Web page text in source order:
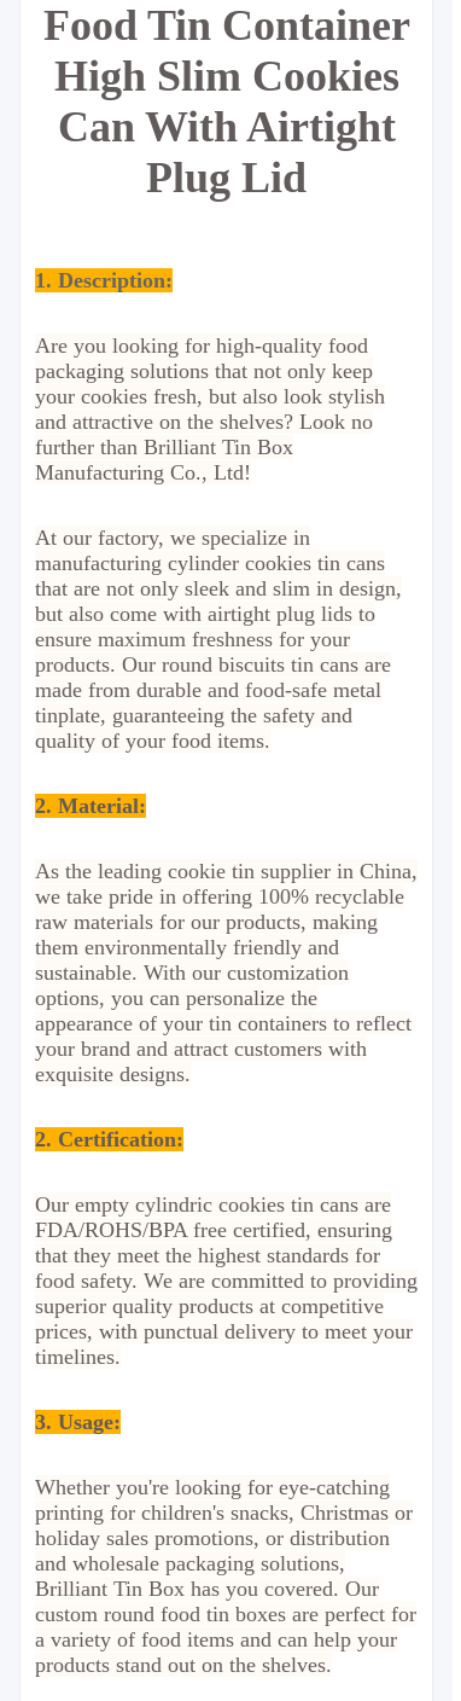
Food Tin Container
High Slim Cookies
Can With Airtight
Plug Lid
1. Description:
Are you looking for high-quality food
packaging solutions that not only keep
your cookies fresh, but also look stylish
and attractive on the shelves? Look no
further than Brilliant Tin Box
Manufacturing Co., Ltd!
At our factory, we specialize in
manufacturing cylinder cookies tin cans
that are not only sleek and slim in design,
but also come with airtight plug lids to
ensure maximum freshness for your
products. Our round biscuits tin cans are
made from durable and food-safe metal
tinplate, guaranteeing the safety and
quality of your food items.
2. Material:
As the leading cookie tin supplier in China,
we take pride in offering 100% recyclable
raw materials for our products, making
them environmentally friendly and
sustainable. With our customization
options, you can personalize the
appearance of your tin containers to reflect
your brand and attract customers with
exquisite designs.
2. Certification:
Our empty cylindric cookies tin cans are
FDA/ROHS/BPA free certified, ensuring
that they meet the highest standards for
food safety. We are committed to providing
superior quality products at competitive
prices, with punctual delivery to meet your
timelines.
3. Usage:
Whether you're looking for eye-catching
printing for children's snacks, Christmas or
holiday sales promotions, or distribution
and wholesale packaging solutions,
Brilliant Tin Box has you covered. Our
custom round food tin boxes are perfect for
a variety of food items and can help your
products stand out on the shelves.